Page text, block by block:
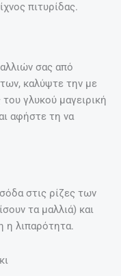
πιτυρίδας.
σας από
καλύψτε την με
γλυκού μαγειρική
αφήστε τη να
στις ρίζες των
τα μαλλιά) και
η λιπαρότητα.